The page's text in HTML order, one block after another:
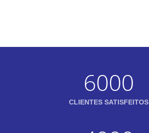
6000
CLIENTES SATISFEITOS